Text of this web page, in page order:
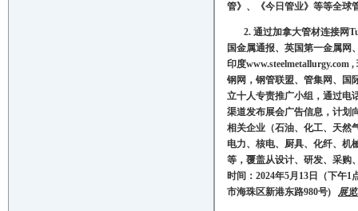
管》、《今日管业》等等全球
2. 通过加拿大管材连接网
国金属通报、英国第一金属网
印度www.steelmetallurgy.com ,
钢网，钢管联盟、管集网、国
立十人专责推广小组，通过电
渠道发布展会广告信息，计划
相关企业（石油、化工、天然
电力、核电、厨具、化纤、机
等，覆盖从设计、研发、采购
时间： 2024年5月 13 日（下午1
市海珠区新港东路980号) 展